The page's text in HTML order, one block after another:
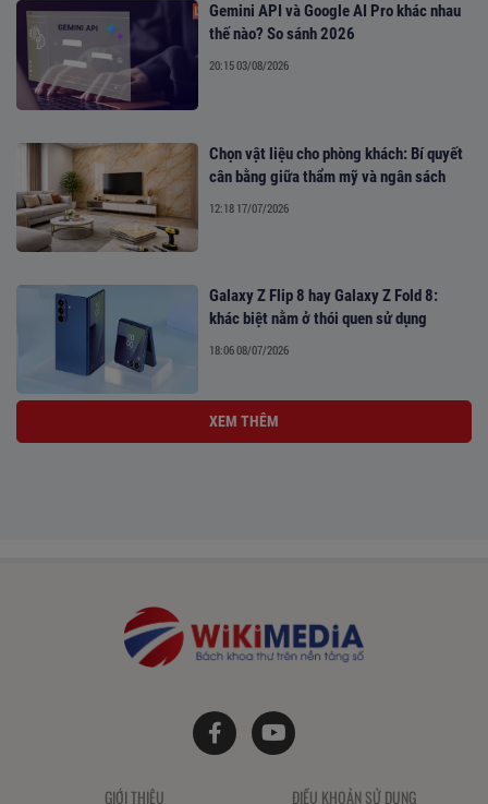
Gemini API và Google AI Pro khác nhau
thế nào? So sánh 2026
20:15 03/08/2026
Chọn vật liệu cho phòng khách: Bí quyết
cân bằng giữa thẩm mỹ và ngân sách
12:18 17/07/2026
Galaxy Z Flip 8 hay Galaxy Z Fold 8:
khác biệt nằm ở thói quen sử dụng
18:06 08/07/2026
XEM THÊM
GIỚI THIỆU
ĐIỀU KHOẢN SỬ DỤNG